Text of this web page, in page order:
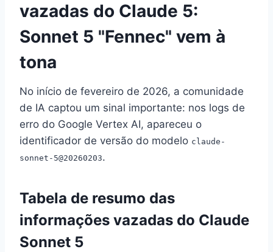
vazadas do Claude 5:
Sonnet 5 "Fennec" vem à
tona
No início de fevereiro de 2026, a comunidade
de IA captou um sinal importante: nos logs de
erro do Google Vertex AI, apareceu o
identificador de versão do modelo claude-
sonnet-5@20260203.
Tabela de resumo das
informações vazadas do Claude
Sonnet 5